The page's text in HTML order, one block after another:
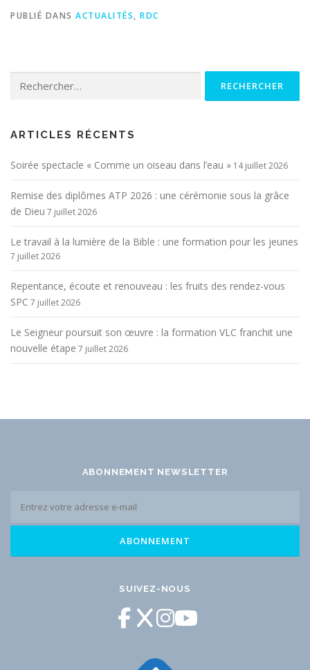
PUBLIÉ DANS ACTUALITÉS, RDC
ARTICLES RÉCENTS
Soirée spectacle « Comme un oiseau dans l’eau » 14 juillet 2026
Remise des diplômes ATP 2026 : une cérémonie sous la grâce
de Dieu 7 juillet 2026
Le travail à la lumière de la Bible : une formation pour les jeunes
7 juillet 2026
Repentance, écoute et renouveau : les fruits des rendez-vous
SPC 7 juillet 2026
Le Seigneur poursuit son œuvre : la formation VLC franchit une
nouvelle étape 7 juillet 2026
ABONNEMENT NEWSLETTER
SUIVEZ-NOUS